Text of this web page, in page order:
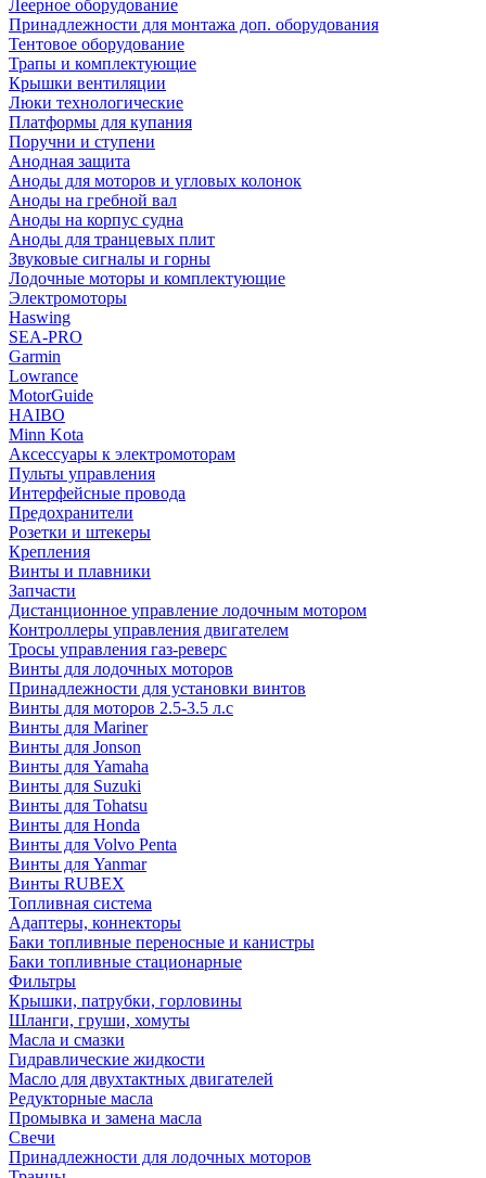
Леерное оборудование
Принадлежности для монтажа доп. оборудования
Тентовое оборудование
Трапы и комплектующие
Крышки вентиляции
Люки технологические
Платформы для купания
Поручни и ступени
Анодная защита
Аноды для моторов и угловых колонок
Аноды на гребной вал
Аноды на корпус судна
Аноды для транцевых плит
Звуковые сигналы и горны
Лодочные моторы и комплектующие
Электромоторы
Haswing
SEA-PRO
Garmin
Lowrance
MotorGuide
HAIBO
Minn Kota
Аксессуары к электромоторам
Пульты управления
Интерфейсные провода
Предохранители
Розетки и штекеры
Крепления
Винты и плавники
Запчасти
Дистанционное управление лодочным мотором
Контроллеры управления двигателем
Тросы управления газ-реверс
Винты для лодочных моторов
Принадлежности для установки винтов
Винты для моторов 2.5-3.5 л.с
Винты для Mariner
Винты для Jonson
Винты для Yamaha
Винты для Suzuki
Винты для Tohatsu
Винты для Honda
Винты для Volvo Penta
Винты для Yanmar
Винты RUBEX
Топливная система
Адаптеры, коннекторы
Баки топливные переносные и канистры
Баки топливные стационарные
Фильтры
Крышки, патрубки, горловины
Шланги, груши, хомуты
Масла и смазки
Гидравлические жидкости
Масло для двухтактных двигателей
Редукторные масла
Промывка и замена масла
Свечи
Принадлежности для лодочных моторов